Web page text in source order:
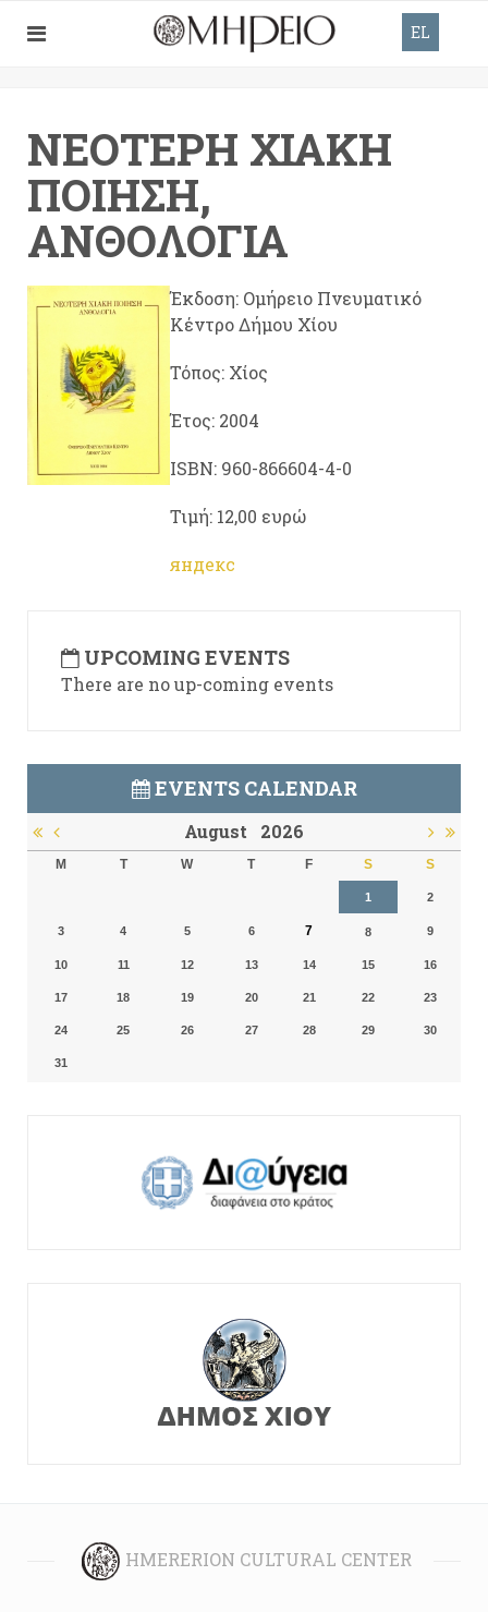
EL
ΝΕΌΤΕΡΗ ΧΙΑΚΉ
ΠΟΊΗΣΗ,
ΑΝΘΟΛΟΓΊΑ
Έκδοση: Ομήρειο Πνευματικό
Κέντρο Δήμου Χίου
Τόπος: Χίος
Έτος: 2004
ISBN: 960-866604-4-0
Τιμή: 12,00 ευρώ
яндекс
UPCOMING EVENTS
There are no up-coming events
EVENTS CALENDAR
August 2026
M T W T F S S
1 2
3 4 5 6 7 8 9
10 11 12 13 14 15 16
17 18 19 20 21 22 23
24 25 26 27 28 29 30
31
HMERERION CULTURAL CENTER